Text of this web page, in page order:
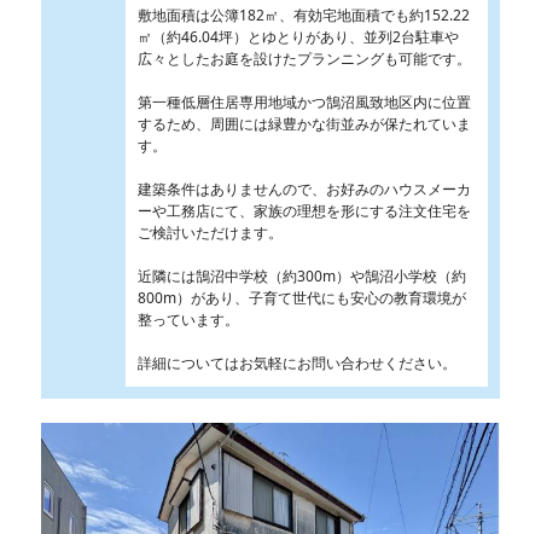
敷地面積は公簿182㎡、有効宅地面積でも約152.22
㎡（約46.04坪）とゆとりがあり、並列2台駐車や
広々としたお庭を設けたプランニングも可能です。
第一種低層住居専用地域かつ鵠沼風致地区内に位置
するため、周囲には緑豊かな街並みが保たれていま
す。
建築条件はありませんので、お好みのハウスメーカ
ーや工務店にて、家族の理想を形にする注文住宅を
ご検討いただけます。
近隣には鵠沼中学校（約300m）や鵠沼小学校（約
800m）があり、子育て世代にも安心の教育環境が
整っています。
詳細についてはお気軽にお問い合わせください。